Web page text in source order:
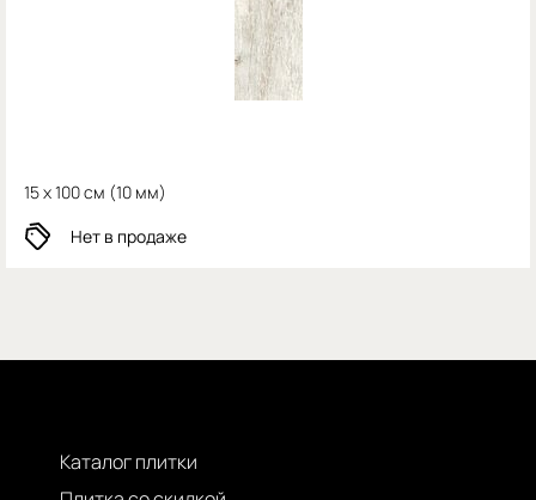
15 x 100 см (10 мм)
Нет в продаже
Каталог плитки